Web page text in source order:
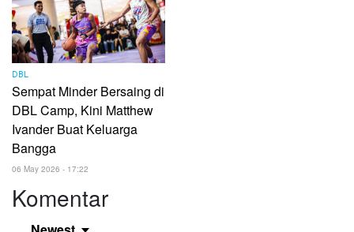
DBL
Sempat Minder Bersaing di
DBL Camp, Kini Matthew
Ivander Buat Keluarga
Bangga
06 May 2026 - 17:22
Komentar